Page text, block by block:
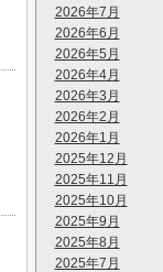
2026年7月
2026年6月
2026年5月
2026年4月
2026年3月
2026年2月
2026年1月
2025年12月
2025年11月
2025年10月
2025年9月
2025年8月
2025年7月